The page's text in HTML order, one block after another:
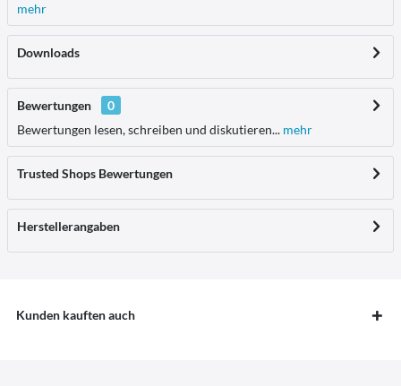
mehr
Downloads
Bewertungen
0
Bewertungen lesen, schreiben und diskutieren... mehr
Trusted Shops Bewertungen
Herstellerangaben
Kunden kauften auch